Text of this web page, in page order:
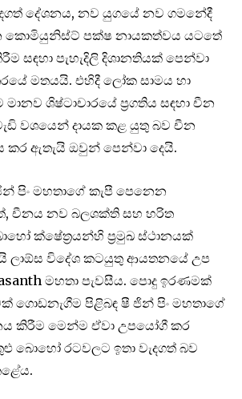
දේශනය, නව යුගයේ නව ගමනේදී
කොමියුනිස්ට් පක්ෂ නායකත්වය යටතේ
සඳහා පැහැදිලි දිශානතියක් පෙන්වා
මතයයි. එහිදී ලෝක සාමය හා
ශිෂ්ටාචාරයේ ප්‍රගතිය සඳහා චීන
වශයෙන් දායක කළ යුතු බව චීන
ඇතැයි ඔවුන් පෙන්වා දෙයි.
පිං මහතා‍ගේ කැපී පෙනෙන
චීනය නව බලශක්ති සහ හරිත
ක්ෂේත්‍රයන්හි ප්‍රමුඛ ස්ථානයක්
ලාඕස විදේශ කටයුතු ආයතනයේ උප
මහතා පැවසීය. පොදු ඉරණමක්
ගොඩනැගීම පිළිබඳ ෂී ජින් පිං මහතාගේ
කිරීම මෙන්ම ඒවා උපයෝගී කර
බොහෝ රටවලට ඉතා වැදගත් බව